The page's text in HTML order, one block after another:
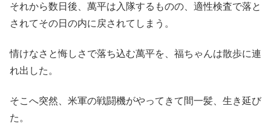
それから数日後、萬平は入隊するものの、適性検査で落と
されてその日の内に戻されてしまう。
情けなさと悔しさで落ち込む萬平を、福ちゃんは散歩に連
れ出した。
そこへ突然、米軍の戦闘機がやってきて間一髪、生き延び
た。